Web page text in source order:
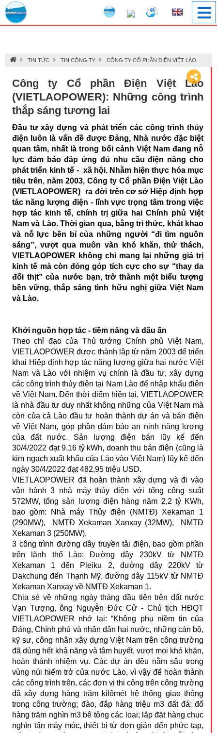
TIN TỨC TIN CÔNG TY CÔNG TY CỔ PHẦN ĐIỆN VIỆT LÀO
Công ty Cổ phần Điện Việt Lào
(VIETLAOPOWER): Những công trình
thắp sáng tương lai
Đầu tư xây dựng và phát triển các công trình thủy
điện luôn là vấn đề được Đảng, Nhà nước đặc biệt
quan tâm, nhất là trong bối cảnh Việt Nam đang nỗ
lực đảm bảo đáp ứng đủ nhu cầu điện năng cho
phát triển kinh tế - xã hội. Nhằm hiện thực hóa mục
tiêu trên, năm 2003, Công ty Cổ phần Điện Việt Lào
(VIETLAOPOWER) ra đời trên cơ sở Hiệp định hợp
tác năng lượng điện - lĩnh vực trọng tâm trong việc
hợp tác kinh tế, chính trị giữa hai Chính phủ Việt
Nam và Lào. Thời gian qua, bằng tri thức, khát khao
và nỗ lực bền bỉ của những người “đi tìm nguồn
sáng”, vượt qua muôn vàn khó khăn, thử thách,
VIETLAOPOWER không chỉ mang lại những giá trị
kinh tế mà còn đóng góp tích cực cho sự “thay da
đổi thịt” của nước bạn, trở thành một biểu tượng
bền vững, thắp sáng tình hữu nghị giữa Việt Nam
và Lào.
Khởi nguồn hợp tác - tiềm năng và dấu ấn
Theo chỉ đạo của Thủ tướng Chính phủ Việt Nam,
VIETLAOPOWER được thành lập từ năm 2003 để triển
khai Hiệp định hợp tác năng lượng giữa hai nước Việt
Nam và Lào với nhiệm vụ chính là đầu tư, xây dựng
các công trình thủy điện tại Nam Lào để nhập khẩu điện
về Việt Nam. Đến thời điểm hiện tại, VIETLAOPOWER
là nhà đầu tư duy nhất không những của Việt Nam mà
còn của cả Lào đầu tư hoàn thành dự án và bán điện
về Việt Nam, góp phần đảm bảo an ninh năng lượng
của đất nước. Sản lượng điện bán lũy kế đến
30/4/2022 đạt 9,16 tỷ kWh, doanh thu bán điện (cũng là
kim ngạch xuất khẩu của Lào vào Việt Nam) lũy kế đến
ngày 30/4/2022 đạt 482,95 triệu USD.
VIETLAOPOWER đã hoàn thành xây dựng và đi vào
vận hành 3 nhà máy thủy điện với tổng công suất
572MW, tổng sản lượng điện hàng năm 2,2 tỷ KWh,
bao gồm: Nhà máy Thủy điện (NMTĐ) Xekaman 1
(290MW), NMTĐ Xekaman Xanxay (32MW), NMTĐ
Xekaman 3 (250MW),
3 công trình đường dây truyền tải điện, bao gồm phần
trên lãnh thổ Lào: Đường dây 230kV từ NMTĐ
Xekaman 1 đến Pleiku 2, đường dây 220kV từ
Dakchung đến Thạnh Mỹ, đường dây 115kV từ NMTĐ
Xekaman Xanxay về NMTĐ Xekaman 1.
Chia sẻ về những ngày tháng đầu tiên trên đất nước
Vạn Tượng, ông Nguyễn Đức Cử - Chủ tịch HĐQT
VIETLAOPOWER nhớ lại: “Không phụ niềm tin của
Đảng, Chính phủ và nhân dân hai nước, những cán bộ,
kỹ sư, công nhân xây dựng Việt Nam trên công trường
đã dùng hết khả năng và tâm huyết, vượt mọi khó khăn,
hoàn thành nhiệm vụ. Các dự án đều nằm sâu trong
vùng núi hiểm trở của nước Lào, vì vậy để hoàn thành
các công trình trên, các đơn vị thi công trên công trường
đã xây dựng hàng trăm kilômét hệ thống giao thông
trong công trường; đào, đắp hàng triệu m3 đất đá; đổ
hàng trăm nghìn m3 bê tông các loại; lắp đặt hàng chục
nghìn tấn máy móc, thiết bị từ đơn giản đến phức tạp,
Image 1